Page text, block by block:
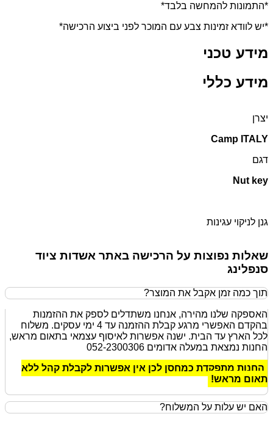
*התמונות להמחשה בלבד*
*יש לוודא זמינות צבע עם המוכר לפני ביצוע הרכישה*
מידע טכני
מידע כללי
יצרן
Camp ITALY
דגם
Nut key
גנן לניקוי עגינות
שאלות נפוצות על הרכישה באתר אשדות ציוד
סנפלינג
תוך כמה זמן אקבל את המוצר?
האספקה שלנו מהירה, אנחנו משתדלים לספק את ההזמנות
בהקדם האפשרי מרגע קבלת ההזמנה עד 4 ימי עסקים. משלוח
לכל הארץ עד הבית. ישנה אפשרות לאיסוף עצמאי בתאום מראש,
החנות נמצאת במעלה אדומים 052-2300306
החנות מתפקדת כמחסן לכן אין אפשרות לקבלת קהל ללא
תאום מראש!
האם יש עלות על המשלוח?